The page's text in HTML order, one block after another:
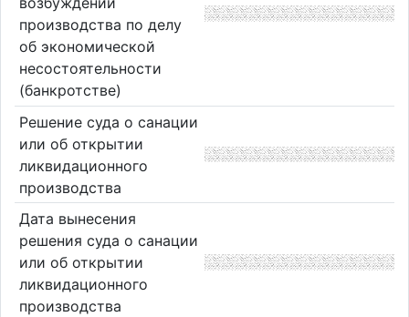
производства по делу
об экономической
несостоятельности
(банкротстве)
Решение суда о санации
или об открытии
ликвидационного
производства
Дата вынесения
решения суда о санации
или об открытии
ликвидационного
производства